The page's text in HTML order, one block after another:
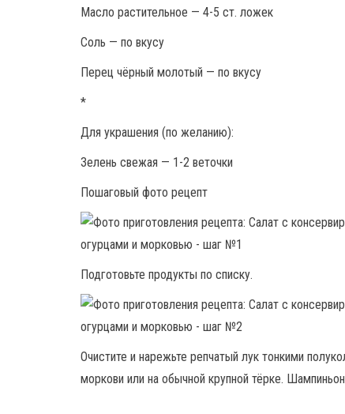
Масло растительное — 4-5 ст. ложек
Соль — по вкусу
Перец чёрный молотый — по вкусу
*
Для украшения (по желанию):
Зелень свежая — 1-2 веточки
Пошаговый фото рецепт
Подготовьте продукты по списку.
Очистите и нарежьте репчатый лук тонкими
моркови или на обычной крупной тёрке.